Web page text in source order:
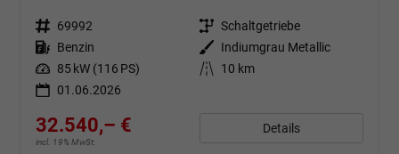
Fahrzeugnr. 69992 Getriebe Schaltgetriebe
Kraftstoff Benzin Außenfarbe
Indiumgrau Metallic
Leistung 85 kW (116 PS) Kilometerstand
10 km
01.06.2026
32.540,– €
incl. 19% MwSt.
Details